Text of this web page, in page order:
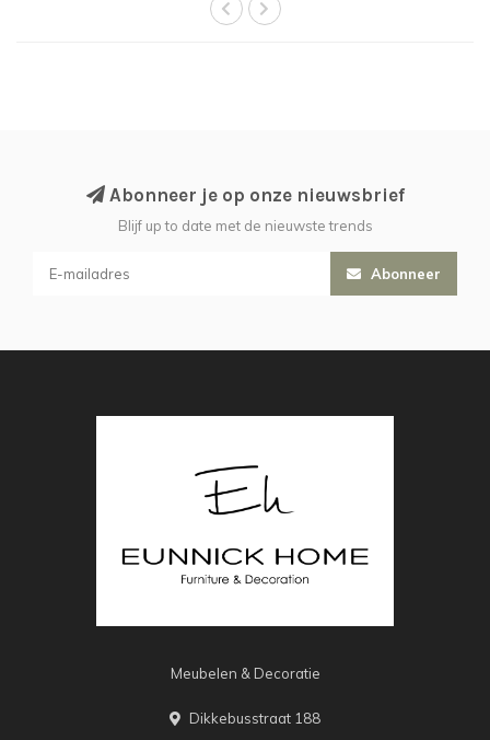
Abonneer je op onze nieuwsbrief
Blijf up to date met de nieuwste trends
Abonneer
Meubelen & Decoratie
Dikkebusstraat 188